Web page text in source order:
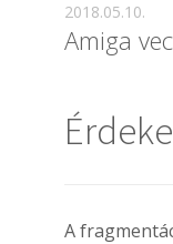
Amiga
2018.05.10.
A